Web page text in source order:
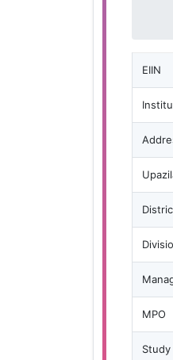
EIIN
MPO
Study